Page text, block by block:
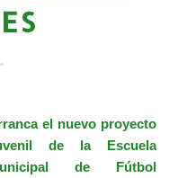
el nuevo proyecto
de la Escuela
de Fútbol